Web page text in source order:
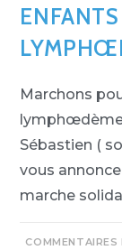
Marchons
Sébastien (
vous
marche
COMMENTAIRES